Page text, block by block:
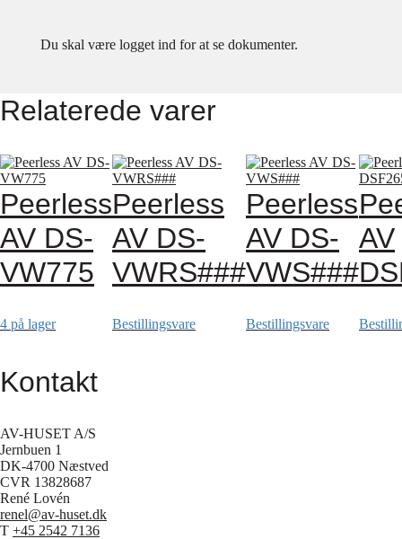
Du skal være logget ind for at se dokumenter.
Relaterede varer
Peerless
AV DS-
VW775
4 på lager
Peerless
AV DS-
VWRS###
Bestillingsvare
Peerless
AV DS-
VWS###
Bestillingsvare
AV
Kontakt
AV-HUSET A/S
Jernbuen 1
DK-4700 Næstved
CVR 13828687
René Lovén
renel@av-huset.dk
T +45 2542 7136